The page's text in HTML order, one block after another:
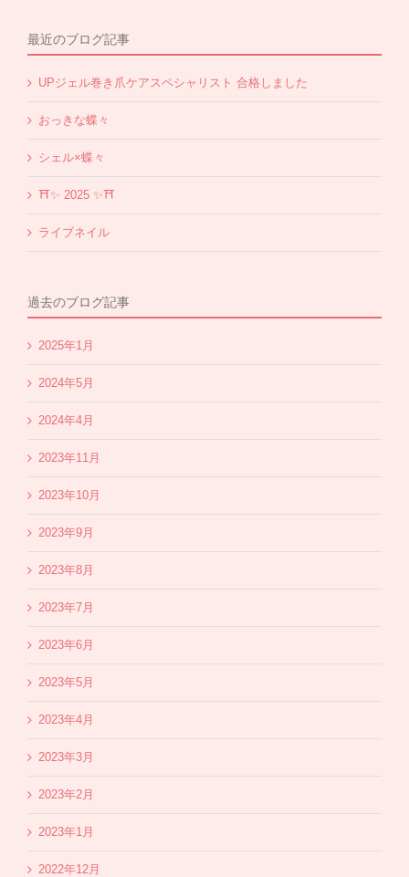
最近のブログ記事
UPジェル巻き爪ケアスペシャリスト 合格しました
おっきな蝶々
シェル×蝶々
⛩✨️ 2025 ✨️⛩
ライブネイル
過去のブログ記事
2025年1月
2024年5月
2024年4月
2023年11月
2023年10月
2023年9月
2023年8月
2023年7月
2023年6月
2023年5月
2023年4月
2023年3月
2023年2月
2023年1月
2022年12月